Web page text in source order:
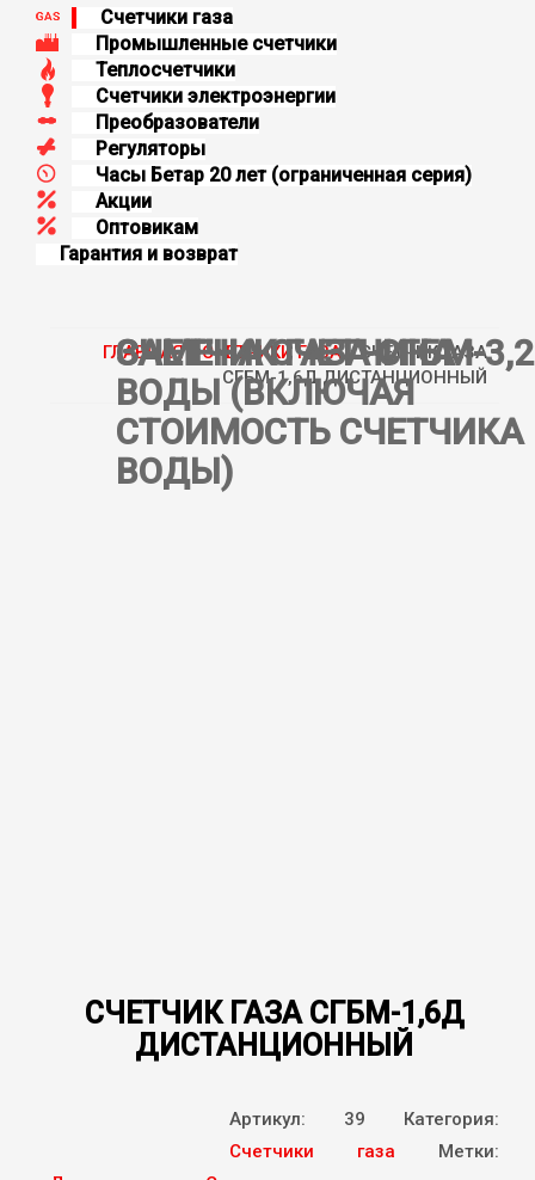
Счетчики газа
Промышленные счетчики
Теплосчетчики
Счетчики электроэнергии
Преобразователи
Регуляторы
Часы Бетар 20 лет (oграниченная серия)
Aкции
Оптовикам
Гарантия и возврат
ГЛАВНАЯ»СЧЕТЧИКИ ГАЗА» СЧЕТЧИК ГАЗА
СГБМ-1,6Д ДИСТАНЦИОННЫЙ
СЧЕТЧИК ГАЗА СГБМ-1,6Д
ДИСТАНЦИОННЫЙ
Артикул: 39
Категория:
Счетчики газа
Метки:
ЗАМЕНА СЧЕТЧИКА
ВОДЫ (ВКЛЮЧАЯ
СТОИМОСТЬ СЧЕТЧИКА
ВОДЫ)
СЧЕТЧИК ГАЗА СГБМ-3,2